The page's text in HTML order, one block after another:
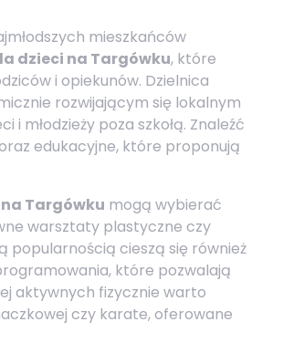
mieszkańców
dzieci na Targówku, które
i opiekunów. Dzielnica
rozwijającym się lokalnym
młodzieży poza szkołą. Znaleźć
edukacyjne, które proponują
Targówku mogą wybierać
warsztaty plastyczne czy
popularnością cieszą się również
które pozwalają
aktywnych fizycznie warto
czy karate, oferowane